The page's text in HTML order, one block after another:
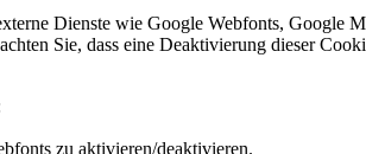
Dienste wie Google Webfonts, Google
Sie, dass eine Deaktivierung dieser
zu aktivieren/deaktivieren.